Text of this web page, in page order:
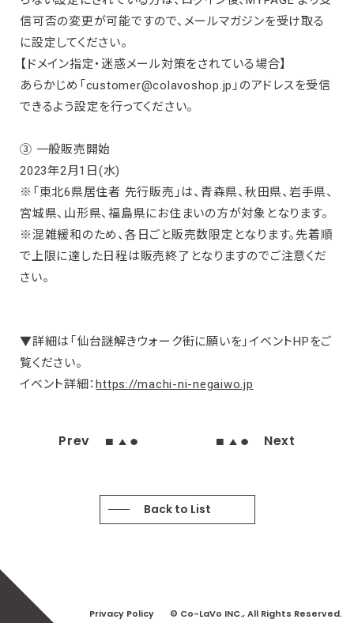
信可否の変更が可能ですので、メールマガジンを受け取る
に設定してください。
【ドメイン指定・迷惑メール対策をされている場合】
あらかじめ「customer@colavoshop.jp」のアドレスを受信
できるよう設定を行ってください。
③ ⼀般販売開始
2023年2月1日(水)
※「東北6県居住者 先行販売」は、青森県、秋田県、岩手県、
宮城県、山形県、福島県にお住まいの方が対象となります。
※混雑緩和のため、各日ごと販売数限定となります。先着順
で上限に達した日程は販売終了となりますのでご注意くだ
さい。
▼詳細は「仙台謎解きウォーク街に願いを」イベントHPをご
覧ください。
イベント詳細：https://machi-ni-negaiwo.jp
Prev Next
Back to List
© Co-LaVo INC., All Rights Reserved.
Privacy Policy